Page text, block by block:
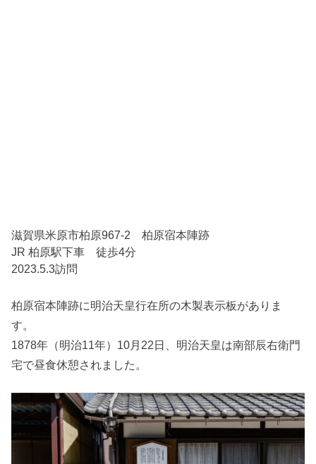
滋賀県米原市柏原967-2 柏原宿本陣跡
JR 柏原駅下車 徒歩4分
2023.5.3訪問
柏原宿本陣跡に明治天皇行在所の木製表示板がありま
す。
1878年（明治11年）10月22日、明治天皇は南部辰右衛門
宅で昼食休憩されました。